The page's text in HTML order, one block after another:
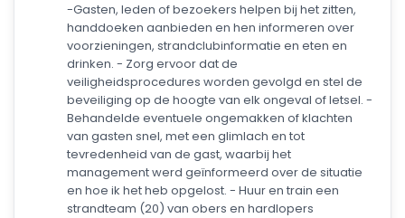
-Gasten, leden of bezoekers helpen bij het zitten,
handdoeken aanbieden en hen informeren over
voorzieningen, strandclubinformatie en eten en
drinken. - Zorg ervoor dat de
veiligheidsprocedures worden gevolgd en stel de
beveiliging op de hoogte van elk ongeval of letsel. -
Behandelde eventuele ongemakken of klachten
van gasten snel, met een glimlach en tot
tevredenheid van de gast, waarbij het
management werd geïnformeerd over de situatie
en hoe ik het heb opgelost. - Huur en train een
strandteam (20) van obers en hardlopers